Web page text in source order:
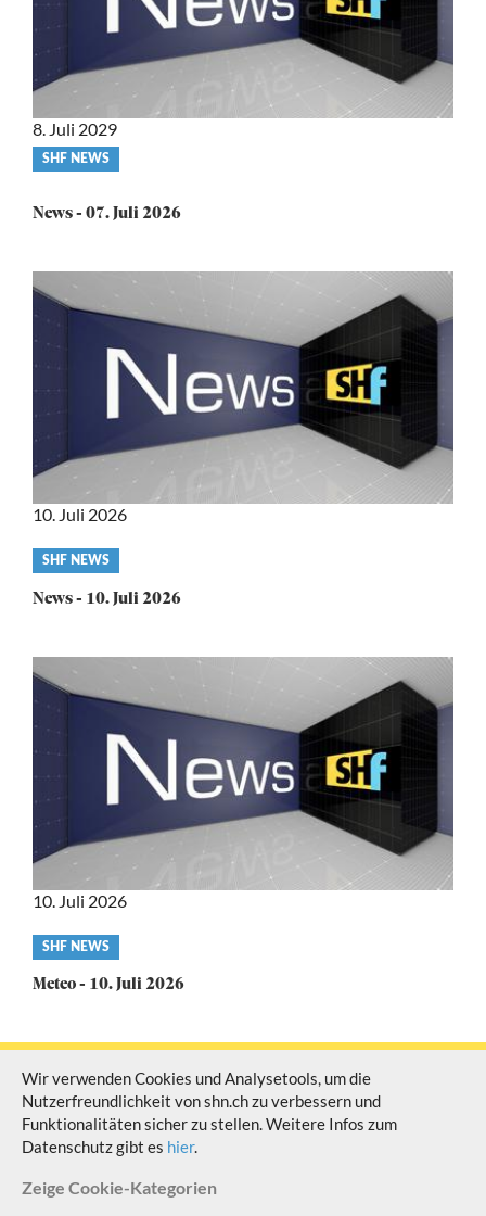
8. Juli 2029
Video
category
SHF NEWS
News - 07. Juli 2026
Video
category
SHF NEWS
News - 10. Juli 2026
10. Juli 2026
Video
category
SHF NEWS
Meteo - 10. Juli 2026
10. Juli 2026
© Schaffhauser Fernsehen Alle Rechte vorbehalten
Wir verwenden Cookies und Analysetools, um die
Nutzerfreundlichkeit von shn.ch zu verbessern und
Funktionalitäten sicher zu stellen. Weitere Infos zum
Datenschutz gibt es hier.
Zeige Cookie-Kategorien